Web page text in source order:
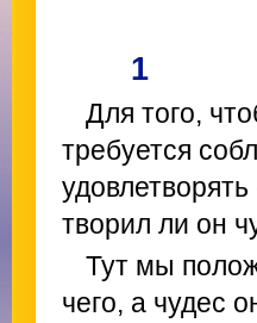
1
Для того,
требуется
творил ли он
Тут мы
чего, а чудес